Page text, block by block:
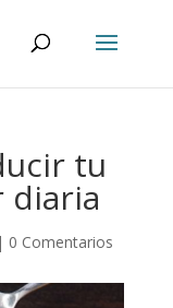
tu
diaria
| 0 Comentarios